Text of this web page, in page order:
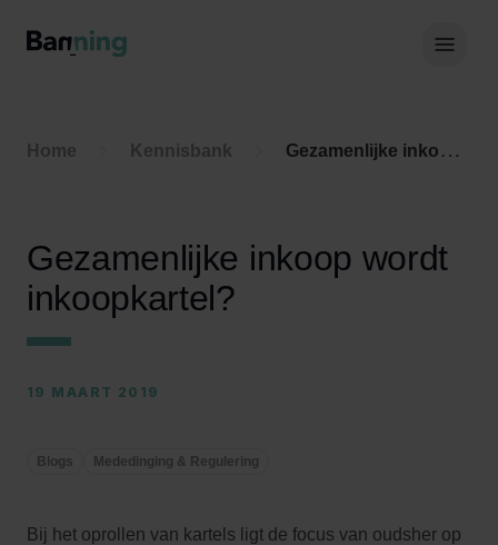
Home Kennisbank Gezamenlijke inkoop wordt inkoopkartel?
Gezamenlijke inkoop wordt
inkoopkartel?
19 MAART 2019
Blogs Mededinging & Regulering
Bij het oprollen van kartels ligt de focus van oudsher op